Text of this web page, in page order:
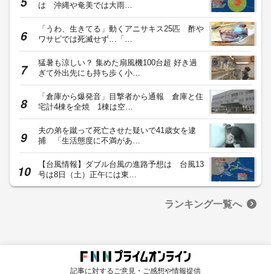
は 沖縄や奄美では大雨…
「うわ、生きてる」動くアニサキス25匹 酢や
ワサビでは死滅せず…「…
猛暑も涼しい？ 集めた扇風機100台超 好き過
ぎて外出先にも持ち歩く小…
「倉庫から爆発音」目撃者から通報 倉庫と住
宅計4棟を全焼 1棟は空…
夫の弟を蹴って死亡させた疑いで41歳女を逮
捕 「生活態度に不満があ…
【台風情報】ダブル台風の進路予想は 台風13
号は8日（土）正午には東…
ランキング一覧へ
記事に対するご意見・ご感想や情報提供